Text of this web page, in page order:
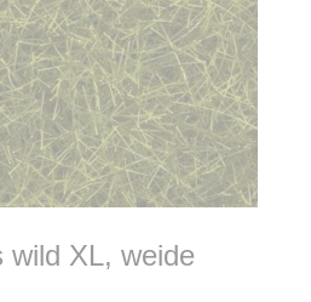
wild XL, weide